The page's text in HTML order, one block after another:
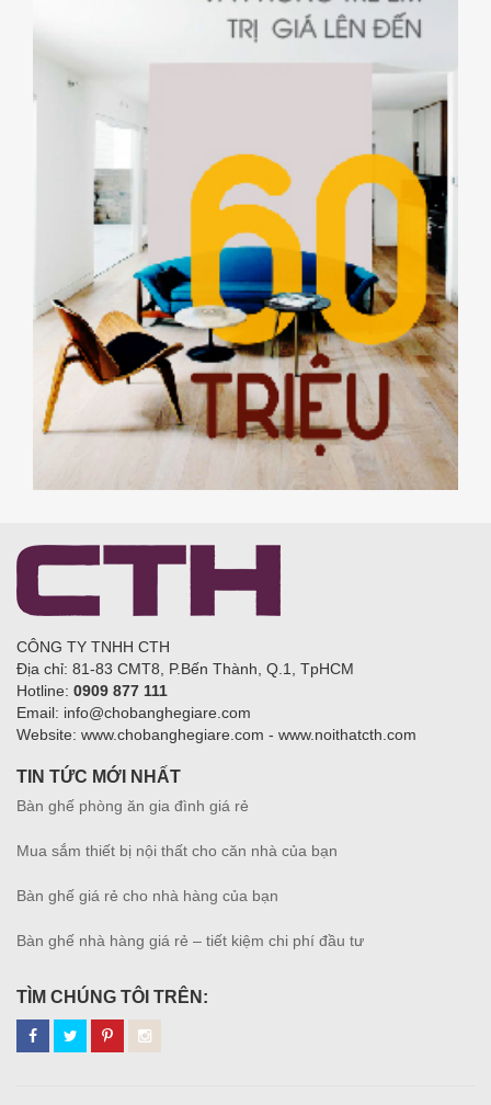
CÔNG TY TNHH CTH
Địa chỉ: 81-83 CMT8, P.Bến Thành, Q.1, TpHCM
Hotline: 0909 877 111
Email: info@chobanghegiare.com
Website: www.chobanghegiare.com - www.noithatcth.com
TIN TỨC MỚI NHẤT
Bàn ghế phòng ăn gia đình giá rẻ
Mua sắm thiết bị nội thất cho căn nhà của bạn
Bàn ghế giá rẻ cho nhà hàng của bạn
Bàn ghế nhà hàng giá rẻ – tiết kiệm chi phí đầu tư
TÌM CHÚNG TÔI TRÊN: